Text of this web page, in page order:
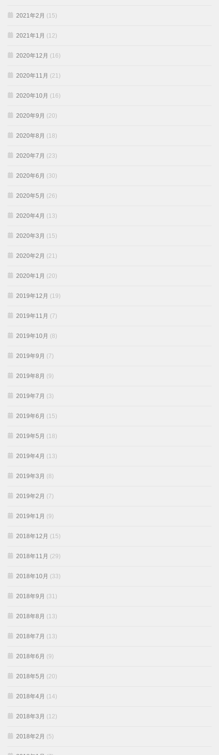
2021年2月 (15)
2021年1月 (12)
2020年12月 (16)
2020年11月 (21)
2020年10月 (16)
2020年9月 (20)
2020年8月 (18)
2020年7月 (23)
2020年6月 (30)
2020年5月 (26)
2020年4月 (13)
2020年3月 (15)
2020年2月 (21)
2020年1月 (20)
2019年12月 (19)
2019年11月 (7)
2019年10月 (8)
2019年9月 (7)
2019年8月 (9)
2019年7月 (3)
2019年6月 (15)
2019年5月 (18)
2019年4月 (13)
2019年3月 (8)
2019年2月 (7)
2019年1月 (9)
2018年12月 (15)
2018年11月 (29)
2018年10月 (33)
2018年9月 (31)
2018年8月 (13)
2018年7月 (13)
2018年6月 (9)
2018年5月 (20)
2018年4月 (14)
2018年3月 (12)
2018年2月 (5)